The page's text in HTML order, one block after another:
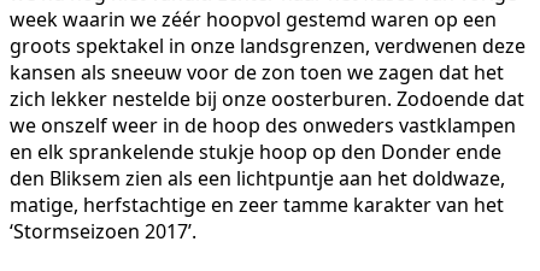
week waarin we zéér hoopvol gestemd waren op een
groots spektakel in onze landsgrenzen, verdwenen deze
kansen als sneeuw voor de zon toen we zagen dat het
zich lekker nestelde bij onze oosterburen. Zodoende dat
we onszelf weer in de hoop des onweders vastklampen
en elk sprankelende stukje hoop op den Donder ende
den Bliksem zien als een lichtpuntje aan het doldwaze,
matige, herfstachtige en zeer tamme karakter van het
‘Stormseizoen 2017’.